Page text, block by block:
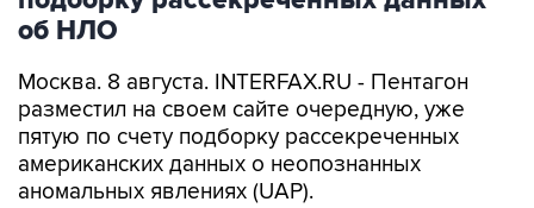
об НЛО
Москва. 8 августа. INTERFAX.RU - Пентагон
разместил на своем сайте очередную, уже
пятую по счету подборку рассекреченных
американских данных о неопознанных
аномальных явлениях (UAP).